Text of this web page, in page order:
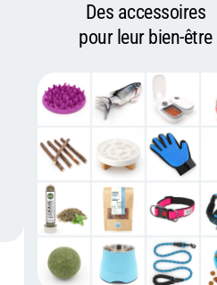
Des accessoires
pour leur bien-être